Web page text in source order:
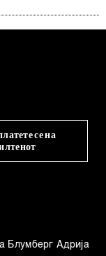
се на
Блумберг Адрија